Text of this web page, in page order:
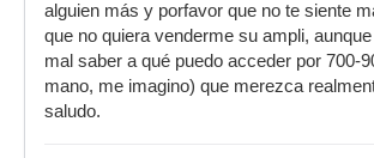
alguien más y porfavor que no te siente
que no quiera venderme su ampli,
mal saber a qué puedo acceder por 700-
mano, me imagino) que merezca
saludo.